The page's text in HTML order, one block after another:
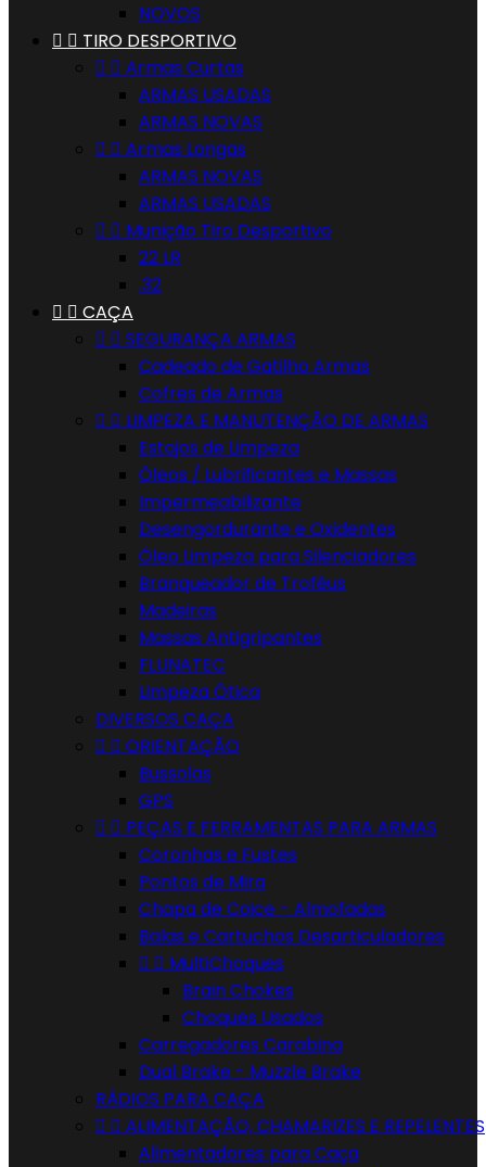
NOVOS
  TIRO DESPORTIVO
  Armas Curtas
ARMAS USADAS
ARMAS NOVAS
  Armas Longas
ARMAS NOVAS
ARMAS USADAS
  Munição Tiro Desportivo
22 LR
.32
  CAÇA
  SEGURANÇA ARMAS
Cadeado de Gatilho Armas
Cofres de Armas
  LIMPEZA E MANUTENÇÃO DE ARMAS
Estojos de Limpeza
Óleos / Lubrificantes e Massas
Impermeabilizante
Desengordurante e Oxidentes
Óleo Limpeza para Silenciadores
Branqueador de Troféus
Madeiras
Massas Antigripantes
FLUNATEC
Limpeza Ótica
DIVERSOS CAÇA
  ORIENTAÇÃO
Bussolas
GPS
  PEÇAS E FERRAMENTAS PARA ARMAS
Coronhas e Fustes
Pontos de Mira
Chapa de Coice - Almofadas
Balas e Cartuchos Desarticuladores
  MultiChoques
Brain Chokes
Choques Usados
Carregadores Carabina
Dual Brake - Muzzle Brake
RÁDIOS PARA CAÇA
  ALIMENTAÇÃO, CHAMARIZES E REPELENTES
Alimentadores para Caça